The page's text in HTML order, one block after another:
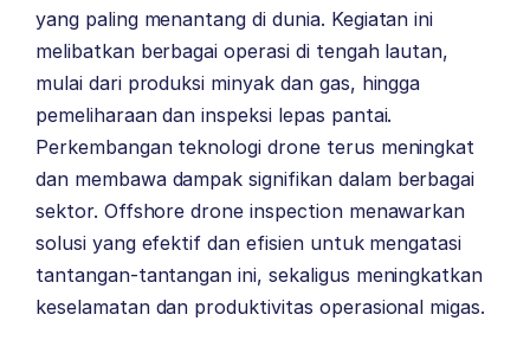
yang paling menantang di dunia. Kegiatan ini
melibatkan berbagai operasi di tengah lautan,
mulai dari produksi minyak dan gas, hingga
pemeliharaan dan inspeksi lepas pantai.
Perkembangan teknologi drone terus meningkat
dan membawa dampak signifikan dalam berbagai
sektor. Offshore drone inspection menawarkan
solusi yang efektif dan efisien untuk mengatasi
tantangan-tantangan ini, sekaligus meningkatkan
keselamatan dan produktivitas operasional migas.